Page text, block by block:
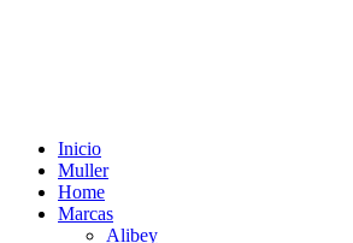
Inicio
Muller
Home
Marcas
Alibey